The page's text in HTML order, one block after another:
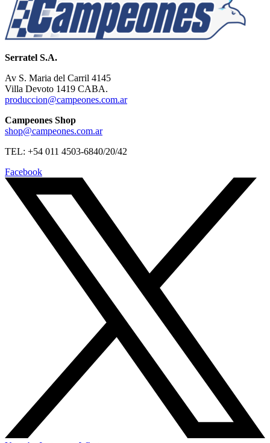
Serratel S.A.
Av S. Maria del Carril 4145
Villa Devoto 1419 CABA.
produccion@campeones.com.ar
Campeones Shop
shop@campeones.com.ar
TEL: +54 011 4503-6840/20/42
Facebook